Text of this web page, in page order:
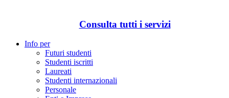
Consulta tutti i servizi
Info per
Futuri studenti
Studenti iscritti
Laureati
Studenti internazionali
Personale